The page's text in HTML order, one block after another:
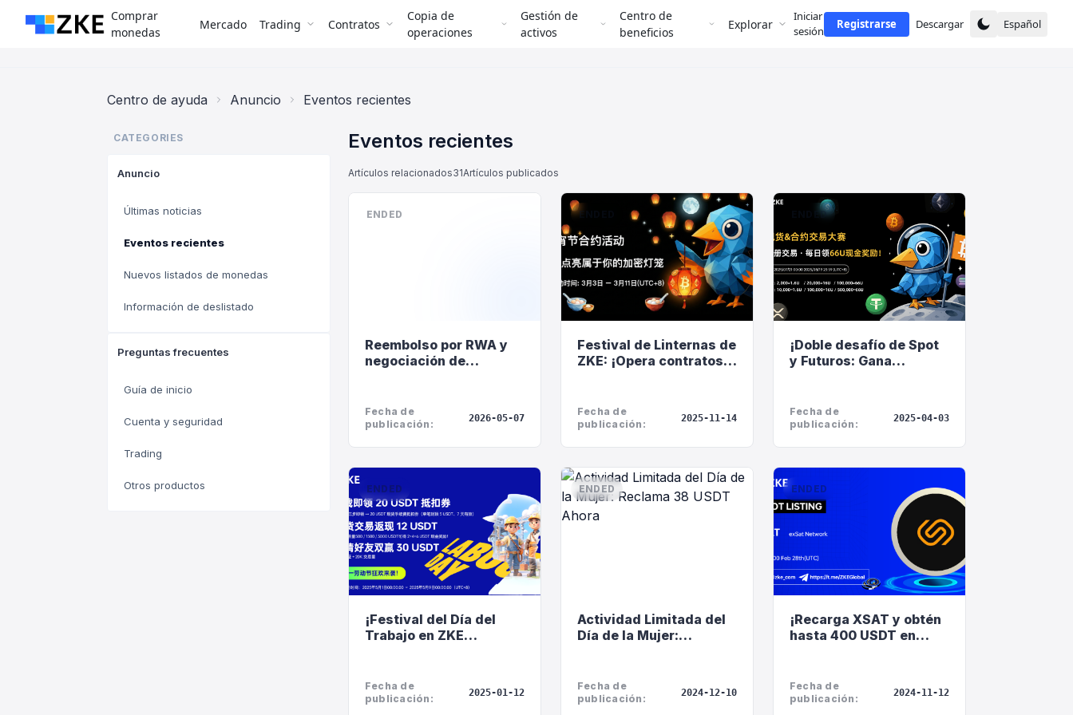
Comprar
monedas
Mercado Trading Contratos
Copia de
operaciones
Gestión de
activos
Centro de
beneficios
Explorar
Iniciar
sesión
Registrarse Descargar Español
Centro de ayuda Anuncio Eventos recientes
CATEGORIES
Anuncio
Últimas noticias
Eventos recientes
Nuevos listados de monedas
Información de deslistado
Preguntas frecuentes
Guía de inicio
Cuenta y seguridad
Trading
Otros productos
Eventos recientes
Artículos relacionados31Artículos publicados
ENDED
Reembolso por RWA y
negociación de
comisiones!
Fecha de
publicación:
2026-05-07
ENDED
Festival de Linternas de
ZKE: ¡Opera contratos
gana hasta 100 USDT en
bonos de experiencia!
Fecha de
publicación:
2025-11-14
ENDED
¡Doble desafío de Spot
y Futuros: Gana
Fecha de
publicación:
2025-04-03
ENDED
¡Festival del Día del
Trabajo en ZKE
Fecha de
publicación:
2025-01-12
ENDED
Actividad Limitada del
Día de la Mujer:
Fecha de
publicación:
2024-12-10
ENDED
¡Recarga XSAT y obtén
hasta 400 USDT en
Fecha de
publicación:
2024-11-12
Hola, ¿en qué puedo
ayudarle?
Servicio al cliente en línea a su
Iniciar consulta en línea